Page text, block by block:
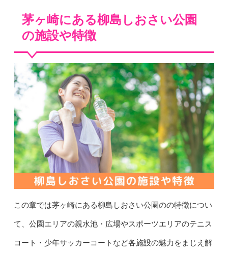
茅ヶ崎にある柳島しおさい公園
の施設や特徴
この章では茅ヶ崎にある柳島しおさい公園のの特徴につい
て、公園エリアの親水池・広場やスポーツエリアのテニス
コート・少年サッカーコートなど各施設の魅力をまじえ解